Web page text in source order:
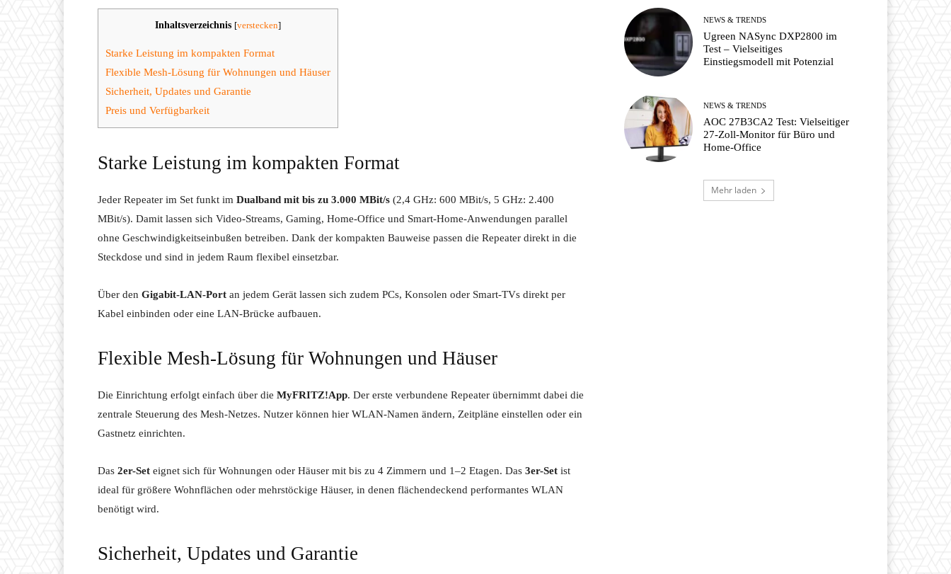
Inhaltsverzeichnis [verstecken]
Starke Leistung im kompakten Format
Flexible Mesh-Lösung für Wohnungen und Häuser
Sicherheit, Updates und Garantie
Preis und Verfügbarkeit
Starke Leistung im kompakten Format
Jeder Repeater im Set funkt im Dualband mit bis zu 3.000 MBit/s (2,4 GHz: 600 MBit/s, 5 GHz: 2.400
MBit/s). Damit lassen sich Video-Streams, Gaming, Home-Office und Smart-Home-Anwendungen parallel
ohne Geschwindigkeitseinbußen betreiben. Dank der kompakten Bauweise passen die Repeater direkt in die
Steckdose und sind in jedem Raum flexibel einsetzbar.
Über den Gigabit-LAN-Port an jedem Gerät lassen sich zudem PCs, Konsolen oder Smart-TVs direkt per
Kabel einbinden oder eine LAN-Brücke aufbauen.
Flexible Mesh-Lösung für Wohnungen und Häuser
Die Einrichtung erfolgt einfach über die MyFRITZ!App. Der erste verbundene Repeater übernimmt dabei die
zentrale Steuerung des Mesh-Netzes. Nutzer können hier WLAN-Namen ändern, Zeitpläne einstellen oder ein
Gastnetz einrichten.
Das 2er-Set eignet sich für Wohnungen oder Häuser mit bis zu 4 Zimmern und 1–2 Etagen. Das 3er-Set ist
ideal für größere Wohnflächen oder mehrstöckige Häuser, in denen flächendeckend performantes WLAN
benötigt wird.
Sicherheit, Updates und Garantie
NEWS & TRENDS
Ugreen NASync DXP2800 im
Test – Vielseitiges
Einstiegsmodell mit Potenzial
NEWS & TRENDS
AOC 27B3CA2 Test: Vielseitiger
27-Zoll-Monitor für Büro und
Home-Office
Mehr laden